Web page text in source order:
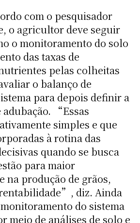
com o pesquisador
o agricultor deve seguir
o monitoramento do solo
das taxas de
pelas colheitas
o balanço de
para depois definir a
adubação. “Essas
simples e que
à rotina das
quando se busca
para maior
na produção de grãos,
diz. Ainda
do sistema
meio de análises de solo e